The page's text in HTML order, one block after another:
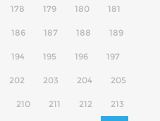
178 179 180 181
186 187 188 189
194 195 196 197
202 203 204 205
210 211 212 213